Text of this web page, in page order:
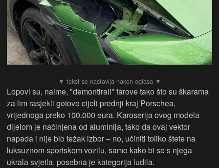
Lopovi su, naime, "demontirali" farove tako što su škarama
za lim rasjekli gotovo cijeli prednji kraj Porschea,
vrijednoga preko 100.000 eura. Karoserija ovog modela
dijelom je načinjena od aluminija, tako da ovaj vektor
napada i nije bio težak izbor – no, učiniti toliko štete na
luksuznom sportskom vozilu, samo kako bi se s njega
ukrala svjetla, posebna je kategorija ludila.